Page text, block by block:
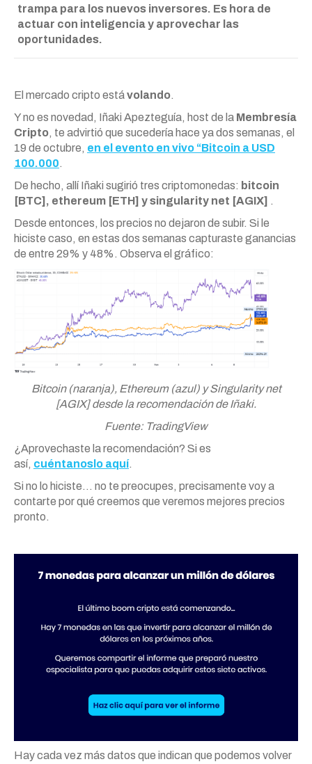
trampa para los nuevos inversores. Es hora de
actuar con inteligencia y aprovechar las
oportunidades.
El mercado cripto estávolando.
Y no es novedad, Iñaki Apezteguía, host de la Membresía
Cripto, te advirtió que sucedería hace ya dos semanas, el
19 de octubre, en el evento en vivo “Bitcoin a USD
100.000.
De hecho, allí Iñaki sugirió tres criptomonedas: bitcoin
[BTC], ethereum [ETH] y singularity net [AGIX] .
Desde entonces, los precios no dejaron de subir. Si le
hiciste caso, en estas dos semanas capturaste ganancias
de entre 29% y 48%. Observa el gráfico:
Bitcoin (naranja), Ethereum (azul) y Singularity net
[AGIX] desde la recomendación de Iñaki.
Fuente: TradingView
¿Aprovechaste la recomendación? Si es
así, cuéntanoslo aquí.
Si no lo hiciste… no te preocupes, precisamente voy a
contarte por qué creemos que veremos mejores precios
pronto.
Hay cada vez más datos que indican que podemos volver